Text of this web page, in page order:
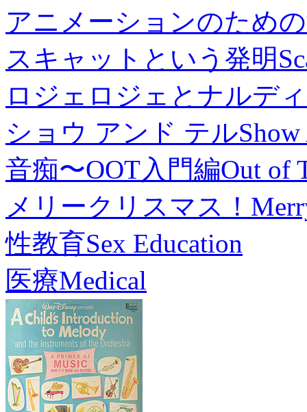
アニメーションのため
スキャットという発明
ロジェロジェとナルデ
ショウ アンド テル
音痴〜OOT入門編Out of
メリークリスマス！
性教育Sex Education
医療Medical